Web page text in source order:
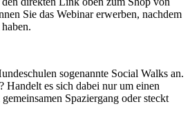
Sie das Webinar erwerben, nachdem
sogenannte Social Walks an.
Handelt es sich dabei nur um einen
Spaziergang oder steckt